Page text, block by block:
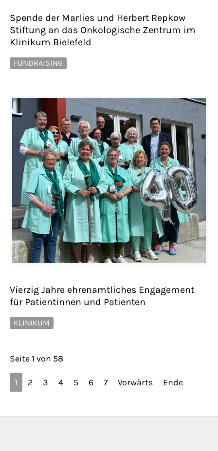
Spende der Marlies und Herbert Repkow
Stiftung an das Onkologische Zentrum im
Klinikum Bielefeld
FUNDRAISING
Vierzig Jahre ehrenamtliches Engagement
für Patientinnen und Patienten
KLINIKUM
Seite 1 von 58
1 2 3 4 5 6 7 Vorwärts Ende